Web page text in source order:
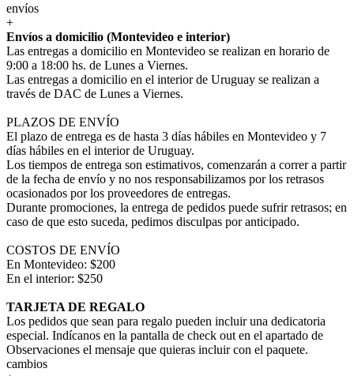
envíos
+
Envíos a domicilio (Montevideo e interior)
Las entregas a domicilio en Montevideo se realizan en horario de
9:00 a 18:00 hs. de Lunes a Viernes.
Las entregas a domicilio en el interior de Uruguay se realizan a
través de DAC de Lunes a Viernes.
PLAZOS DE ENVÍO
El plazo de entrega es de hasta 3 días hábiles en Montevideo y 7
días hábiles en el interior de Uruguay.
Los tiempos de entrega son estimativos, comenzarán a correr a partir
de la fecha de envío y no nos responsabilizamos por los retrasos
ocasionados por los proveedores de entregas.
Durante promociones, la entrega de pedidos puede sufrir retrasos; en
caso de que esto suceda, pedimos disculpas por anticipado.
COSTOS DE ENVÍO
En Montevideo: $200
En el interior: $250
TARJETA DE REGALO
Los pedidos que sean para regalo pueden incluir una dedicatoria
especial. Indícanos en la pantalla de check out en el apartado de
Observaciones el mensaje que quieras incluir con el paquete.
cambios